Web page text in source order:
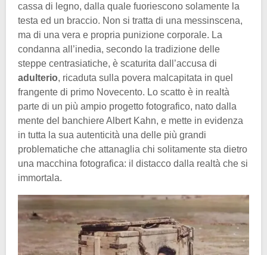
cassa di legno, dalla quale fuoriescono solamente la
testa ed un braccio. Non si tratta di una messinscena,
ma di una vera e propria punizione corporale. La
condanna all’inedia, secondo la tradizione delle
steppe centrasiatiche, è scaturita dall’accusa di
adulterio, ricaduta sulla povera malcapitata in quel
frangente di primo Novecento. Lo scatto è in realtà
parte di un più ampio progetto fotografico, nato dalla
mente del banchiere Albert Kahn, e mette in evidenza
in tutta la sua autenticità una delle più grandi
problematiche che attanaglia chi solitamente sta dietro
una macchina fotografica: il distacco dalla realtà che si
immortala.